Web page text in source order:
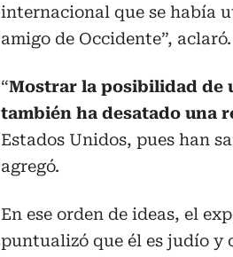
internacional que se había
amigo de Occidente”, aclaró.
“Mostrar la posibilidad de
también ha desatado una
Estados Unidos, pues han
agregó.
En ese orden de ideas, el
puntualizó que él es judío y